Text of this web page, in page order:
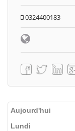
0324400183
Aujourd'hui
Lundi